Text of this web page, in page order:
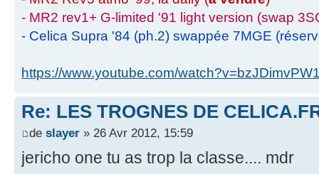
- MR2 rev1+ G-limited '91 light version (swap
- Celica Supra '84 (ph.2) swappée 7MGE
https://www.youtube.com/
Re: LES TROGNES DE
de slayer » 26 Avr 2012, 15:59
jericho one tu as trop la classe.... mdr